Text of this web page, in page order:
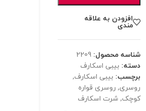
افزودن به علاقه
مندی
شناسه محصول: 2209
دسته: بیبی اسکارف
برچسب: بیبی اسکارف,
روسری, روسری قواره
کوچک, شرت اسکارف